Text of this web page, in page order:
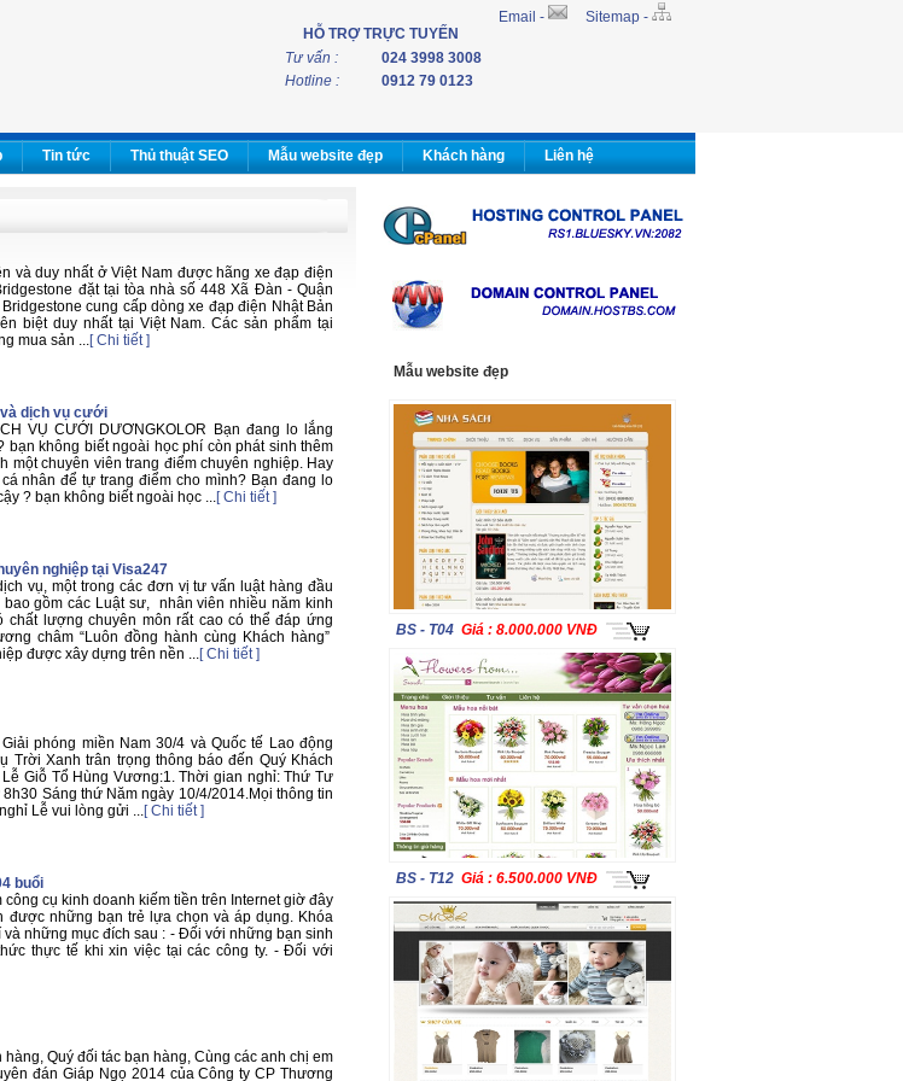
Email -
Sitemap -
HỖ TRỢ TRỰC TUYẾN
Tư vấn :
024 3998 3008
Hotline :
0912 79 0123
Tin tức Thủ thuật SEO Mẫu website đẹp Khách hàng Liên hệ
và duy nhất ở Việt Nam được hãng xe đạp điện
đặt tại tòa nhà số 448 Xã Đàn - Quận
cung cấp dòng xe đạp điện Nhật Bản
biệt duy nhất tại Việt Nam. Các sản phẩm tại
mua sản ...[ Chi tiết ]
và dịch vụ cưới
VỤ CƯỚI DƯƠNGKOLOR Bạn đang lo lắng
không biết ngoài học phí còn phát sinh thêm
một chuyên viên trang điểm chuyên nghiệp. Hay
nhân để tự trang điểm cho mình? Bạn đang lo
? bạn không biết ngoài học ...[ Chi tiết ]
nghiệp tại Visa247
vụ, một trong các đơn vị tư vấn luật hàng đầu
gồm các Luật sư, nhân viên nhiều năm kinh
lượng chuyên môn rất cao có thể đáp ứng
châm “Luôn đồng hành cùng Khách hàng”
được xây dựng trên nền ...[ Chi tiết ]
phóng miền Nam 30/4 và Quốc tế Lao động
Trời Xanh trân trọng thông báo đến Quý Khách
Giỗ Tổ Hùng Vương:1. Thời gian nghỉ: Thứ Tư
Sáng thứ Năm ngày 10/4/2014.Mọi thông tin
Lễ vui lòng gửi ...[ Chi tiết ]
buổi
cụ kinh doanh kiếm tiền trên Internet giờ đây
những bạn trẻ lựa chọn và áp dụng. Khóa
những mục đích sau : - Đối với những bạn sinh
thực tế khi xin việc tại các công ty. - Đối với
Quý đối tác bạn hàng, Cùng các anh chị em
đán Giáp Ngọ 2014 của Công ty CP Thương
Mẫu website đẹp
BS - T04 Giá : 8.000.000 VNĐ
BS - T12 Giá : 6.500.000 VNĐ